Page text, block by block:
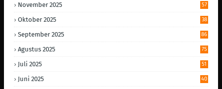
November 2025 57
Oktober 2025 38
September 2025 86
Agustus 2025 75
Juli 2025 51
Juni 2025 40